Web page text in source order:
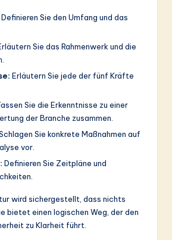
Definieren Sie den Umfang und das
Sie das Rahmenwerk und die
Erläutern Sie jede der fünf Kräfte
Sie die Erkenntnisse zu einer
der Branche zusammen.
Sie konkrete Maßnahmen auf
vor.
Definieren Sie Zeitpläne und
wird sichergestellt, dass nichts
bietet einen logischen Weg, der den
zu Klarheit führt.